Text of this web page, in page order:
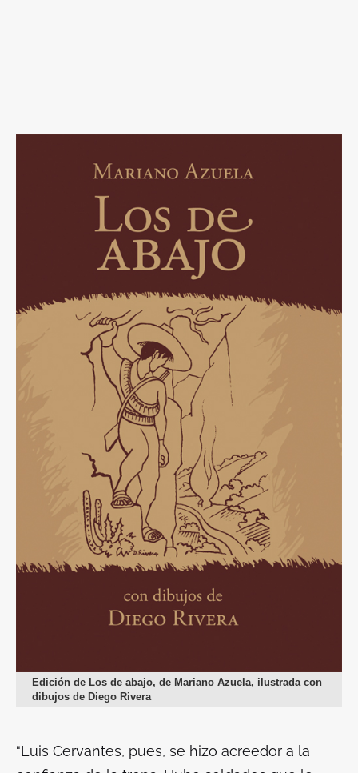
Edición de Los de abajo, de Mariano Azuela, ilustrada con
dibujos de Diego Rivera
“Luis Cervantes, pues, se hizo acreedor a la